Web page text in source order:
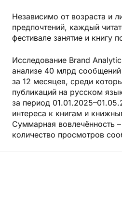
Независимо от возраста и
предпочтений, каждый
фестивале занятие и книгу
Исследование Brand
анализе 40 млрд
за 12 месяцев, среди
публикаций на русском
за период
интереса к книгам и
Суммарная вовлечённость
количество просмотров